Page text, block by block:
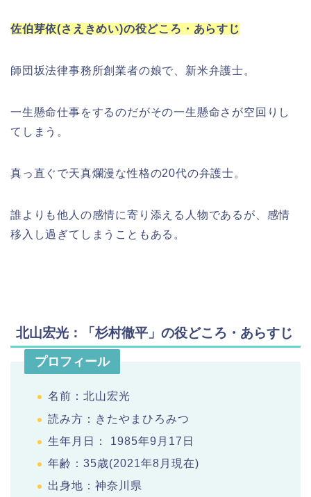
佐伯芽依(さえきめい)の役どころ・あらすじ
師団坂法律事務所創業者の娘で、新米弁護士。
一生懸命仕事をするのだがその一生懸命さが空回りし
てしまう。
真っ直ぐで天真爛漫な性格の20代の弁護士。
誰よりも他人の感情に寄り添える人物であるが、感情
移入し過ぎてしまうこともある。
北山宏光：「杉村徹平」の役どころ・あらすじ
プロフィール
名前：北山宏光
読み方：きたやまひろみつ
生年月日： 1985年9月17日
年齢：35歳(2021年8月現在)
出身地：神奈川県